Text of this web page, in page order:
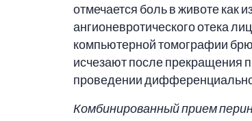
отмечается боль в животе как
ангионевротического отека
компьютерной томографии
исчезают после прекращения
проведении
Комбинированный прием